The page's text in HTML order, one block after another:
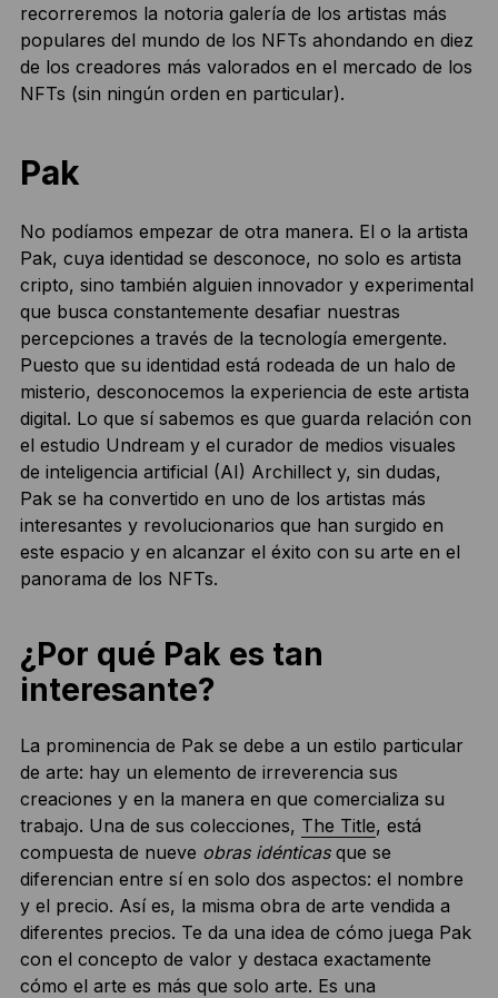
recorreremos la notoria galería de los artistas más
populares del mundo de los NFTs ahondando en diez
de los creadores más valorados en el mercado de los
NFTs (sin ningún orden en particular).
Pak
No podíamos empezar de otra manera. El o la artista
Pak, cuya identidad se desconoce, no solo es artista
cripto, sino también alguien innovador y experimental
que busca constantemente desafiar nuestras
percepciones a través de la tecnología emergente.
Puesto que su identidad está rodeada de un halo de
misterio, desconocemos la experiencia de este artista
digital. Lo que sí sabemos es que guarda relación con
el estudio Undream y el curador de medios visuales
de inteligencia artificial (AI) Archillect y, sin dudas,
Pak se ha convertido en uno de los artistas más
interesantes y revolucionarios que han surgido en
este espacio y en alcanzar el éxito con su arte en el
panorama de los NFTs.
¿Por qué Pak es tan
interesante?
La prominencia de Pak se debe a un estilo particular
de arte: hay un elemento de irreverencia sus
creaciones y en la manera en que comercializa su
trabajo. Una de sus colecciones, The Title, está
compuesta de nueve obras idénticas que se
diferencian entre sí en solo dos aspectos: el nombre
y el precio. Así es, la misma obra de arte vendida a
diferentes precios. Te da una idea de cómo juega Pak
con el concepto de valor y destaca exactamente
cómo el arte es más que solo arte. Es una